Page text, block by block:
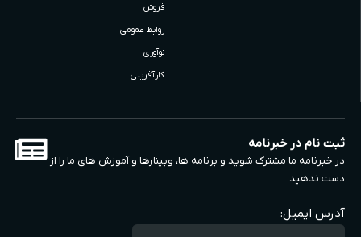
فروش
روابط عمومی
نوآوری
کارآفرینی
ثبت نام در خبرنامه
در خبرنامه ما مشترک شوید و برنامه ها، وبینارها و آموزش های ما را از
دست ندهید.
آدرس ایمیل: